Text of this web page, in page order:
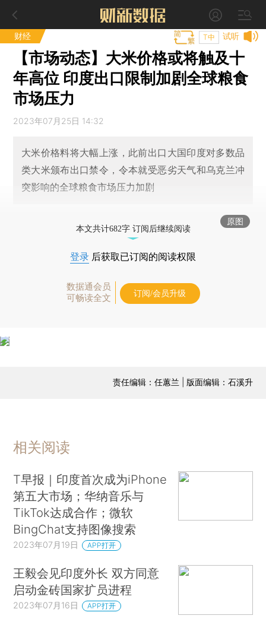
财经 试听
T中
【市场动态】大米价格或将触及十
年高位 印度出口限制加剧全球粮食
市场压力
2023年07月25日 14:32
大米价格料将大幅上涨，此前出口大国印度对多数品
类大米颁布出口禁令，令本就受恶劣天气和乌克兰冲
突影响的全球粮食市场压力加剧
原图
本文共计682字 订阅后继续阅读
登录 后获取已订阅的阅读权限
数据通会员
可畅读全文
订阅/会员升级
责任编辑：任蕙兰 | 版面编辑：石溪升
相关阅读
T早报｜印度首次成为iPhone
第五大市场；华纳音乐与
TikTok达成合作；微软
BingChat支持图像搜索
2023年07月19日 APP打开
王毅会见印度外长 双方同意
启动金砖国家扩员进程
2023年07月16日 APP打开